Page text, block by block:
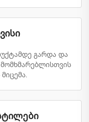
გარდა და